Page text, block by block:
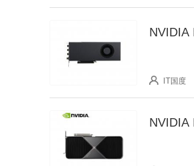
NVIDIA
IT国度
NVIDIA